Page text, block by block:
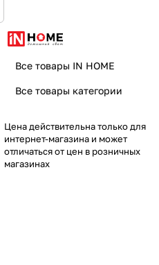
Все товары IN HOME
Все товары категории
Цена действительна только для
интернет-магазина и может
отличаться от цен в розничных
магазинах